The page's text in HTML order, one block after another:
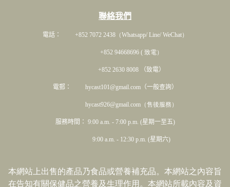
聯絡我們
電話： +852 7072 2438（Whatsapp/ Line/ WeChat）
+852 94668696 ( 致電）
+852 2630 8008 （致電）
電郵： hycast101@gmail.com（一般查詢）
hycast926@gmail.com（售後服務）
服務時間： 9:00 a.m. - 7:00 p.m. (星期一至五)
9:00 a.m. - 12:30 p.m. (星期六)
本網站上出售的產品乃食品或營養補充品。本網站之內容旨
在告知有關保健品之營養及生理作用。本網站所載內容及資